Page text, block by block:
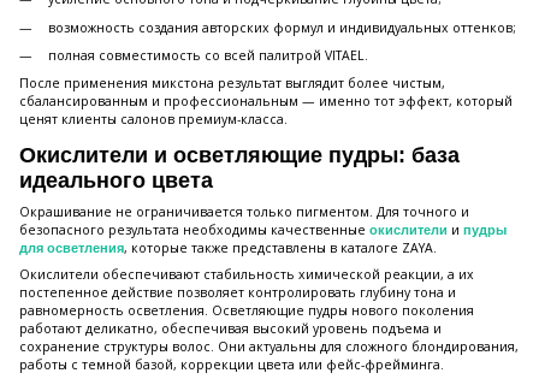
возможность создания авторских формул и индивидуальных оттенков;
полная совместимость со всей палитрой VITAEL.
После применения микстона результат выглядит более чистым,
сбалансированным и профессиональным — именно тот эффект, который
ценят клиенты салонов премиум-класса.
Окислители и осветляющие пудры: база
идеального цвета
Окрашивание не ограничивается только пигментом. Для точного и
безопасного результата необходимы качественные окислители и пудры
для осветления, которые также представлены в каталоге ZAYA.
Окислители обеспечивают стабильность химической реакции, а их
постепенное действие позволяет контролировать глубину тона и
равномерность осветления. Осветляющие пудры нового поколения
работают деликатно, обеспечивая высокий уровень подъема и
сохранение структуры волос. Они актуальны для сложного блондирования,
работы с темной базой, коррекции цвета или фейс-фрейминга.